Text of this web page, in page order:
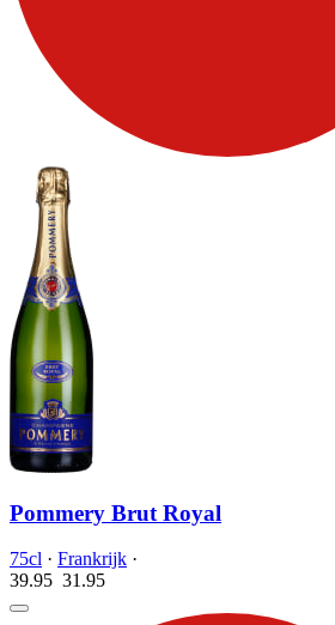
Pommery Brut Royal
75cl · Frankrijk ·
39.95 31.95